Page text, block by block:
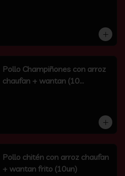
Pollo Champiñones con arroz
chaufan + wantan (10
Pollo chitén con arroz chaufan
+ wantan frito (10un)